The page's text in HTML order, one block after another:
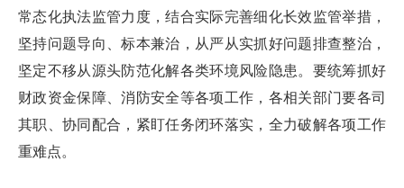
常态化执法监管力度，结合实际完善细化长效监管举措，
坚持问题导向、标本兼治，从严从实抓好问题排查整治，
坚定不移从源头防范化解各类环境风险隐患。要统筹抓好
财政资金保障、消防安全等各项工作，各相关部门要各司
其职、协同配合，紧盯任务闭环落实，全力破解各项工作
重难点。